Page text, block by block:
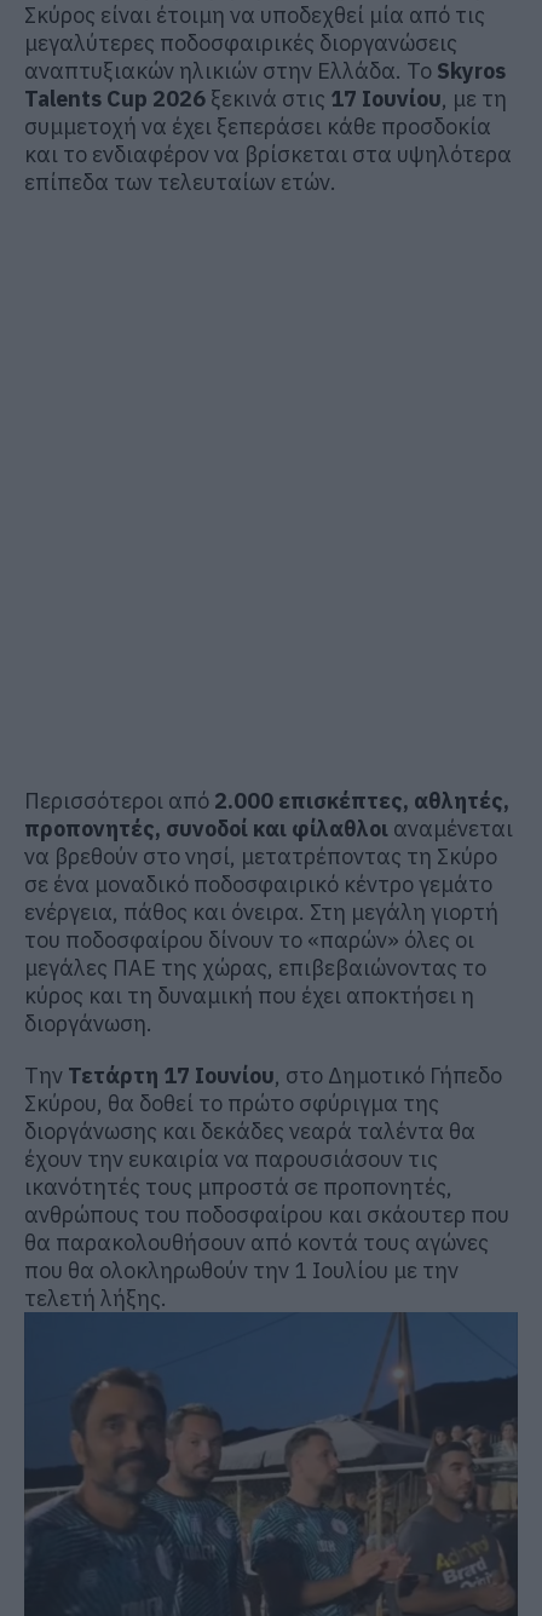
Σκύρος είναι έτοιμη να υποδεχθεί μία από τις
μεγαλύτερες ποδοσφαιρικές διοργανώσεις
αναπτυξιακών ηλικιών στην Ελλάδα. Το Skyros
Talents Cup 2026 ξεκινά στις 17 Ιουνίου, με τη
συμμετοχή να έχει ξεπεράσει κάθε προσδοκία
και το ενδιαφέρον να βρίσκεται στα υψηλότερα
επίπεδα των τελευταίων ετών.
Περισσότεροι από 2.000 επισκέπτες, αθλητές,
προπονητές, συνοδοί και φίλαθλοι αναμένεται
να βρεθούν στο νησί, μετατρέποντας τη Σκύρο
σε ένα μοναδικό ποδοσφαιρικό κέντρο γεμάτο
ενέργεια, πάθος και όνειρα. Στη μεγάλη γιορτή
του ποδοσφαίρου δίνουν το «παρών» όλες οι
μεγάλες ΠΑΕ της χώρας, επιβεβαιώνοντας το
κύρος και τη δυναμική που έχει αποκτήσει η
διοργάνωση.
Την Τετάρτη 17 Ιουνίου, στο Δημοτικό Γήπεδο
Σκύρου, θα δοθεί το πρώτο σφύριγμα της
διοργάνωσης και δεκάδες νεαρά ταλέντα θα
έχουν την ευκαιρία να παρουσιάσουν τις
ικανότητές τους μπροστά σε προπονητές,
ανθρώπους του ποδοσφαίρου και σκάουτερ που
θα παρακολουθήσουν από κοντά τους αγώνες
που θα ολοκληρωθούν την 1 Ιουλίου με την
τελετή λήξης.